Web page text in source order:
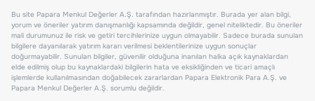
Bu site Papara Menkul Değerler A.Ş. tarafından hazırlanmıştır. Burada yer alan bilgi,
yorum ve öneriler yatırım danışmanlığı kapsamında değildir, genel niteliktedir. Bu öneriler
mali durumunuz ile risk ve getiri tercihlerinize uygun olmayabilir. Sadece burada sunulan
bilgilere dayanılarak yatırım kararı verilmesi beklentilerinize uygun sonuçlar
doğurmayabilir. Sunulan bilgiler, güvenilir olduğuna inanılan halka açık kaynaklardan
elde edilmiş olup bu kaynaklardaki bilgilerin hata ve eksikliğinden ve ticari amaçlı
işlemlerde kullanılmasından doğabilecek zararlardan Papara Elektronik Para A.Ş. ve
Papara Menkul Değerler A.Ş. sorumlu değildir.